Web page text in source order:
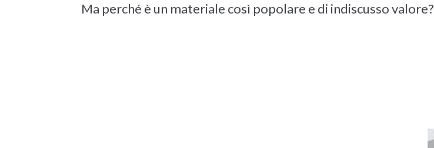
Ma perché è un materiale così popolare e di indiscusso valore?